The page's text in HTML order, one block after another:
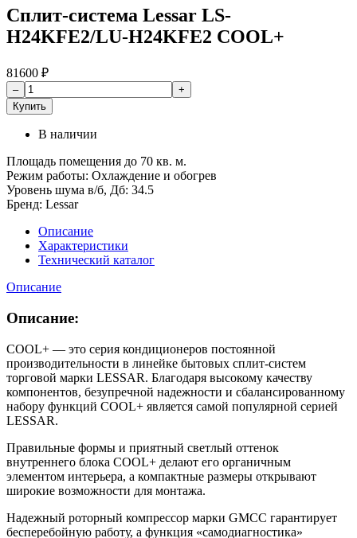
Сплит-система Lessar LS-
H24KFE2/LU-H24KFE2 COOL+
81600 ₽
Купить
В наличии
Площадь помещения до 70 кв. м.
Режим работы: Охлаждение и обогрев
Уровень шума в/б, Дб: 34.5
Бренд: Lessar
Описание
Характеристики
Технический каталог
Описание
Описание:
COOL+ — это серия кондиционеров постоянной
производительности в линейке бытовых сплит-систем
торговой марки LESSAR. Благодаря высокому качеству
компонентов, безупречной надежности и сбалансированному
набору функций COOL+ является самой популярной серией
LESSAR.
Правильные формы и приятный светлый оттенок
внутреннего блока COOL+ делают его органичным
элементом интерьера, а компактные размеры открывают
широкие возможности для монтажа.
Надежный роторный компрессор марки GMCC гарантирует
бесперебойную работу, а функция «самодиагностика»